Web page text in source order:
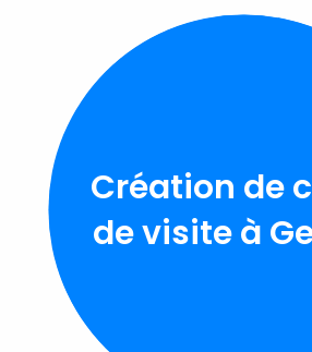
Création de
de visite à